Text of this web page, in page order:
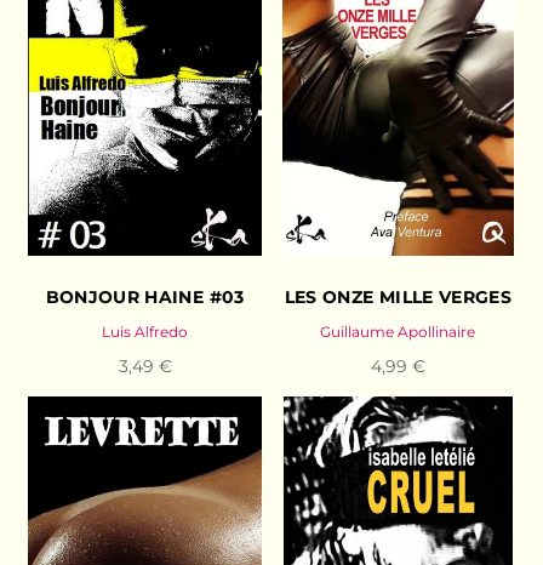
BONJOUR HAINE #03
Luis Alfredo
3,49 €
LES ONZE MILLE VERGES
Guillaume Apollinaire
4,99 €